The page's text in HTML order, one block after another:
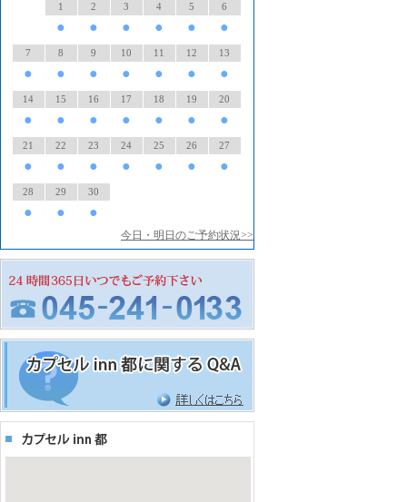
1
●
2
●
3
●
4
●
5
●
6
●
7
●
8
●
9
●
10
●
11
●
12
●
13
●
14
●
15
●
16
●
17
●
18
●
19
●
20
●
21
●
22
●
23
●
24
●
25
●
26
●
27
●
28
●
29
●
30
●
今日・明日のご予約状況>>